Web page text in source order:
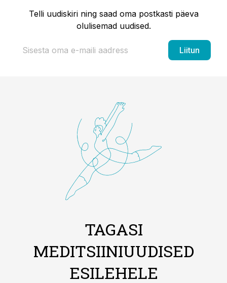
Telli uudiskiri ning saad oma postkasti päeva
olulisemad uudised.
Liitun
TAGASI
MEDITSIINIUUDISED
ESILEHELE